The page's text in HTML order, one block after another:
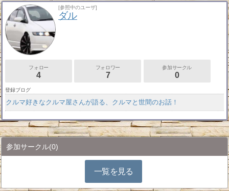
[参照中のユーザ]
ダル
フォロー
4
フォロワー
7
参加サークル
0
登録ブログ
クルマ好きなクルマ屋さんが語る、クルマと世間のお話！
参加サークル(0)
一覧を見る